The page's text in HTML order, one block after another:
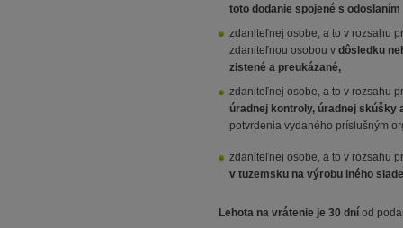
toto dodanie spojené s
zdaniteľnej osobe, a to v rozsahu
zdaniteľnou osobou v dôsledku
zistené a preukázané,
zdaniteľnej osobe, a to v rozsahu
úradnej kontroly, úradnej skúšky
potvrdenia vydaného príslušným
zdaniteľnej osobe, a to v rozsahu
v tuzemsku na výrobu iného
Lehota na vrátenie je 30 dní od